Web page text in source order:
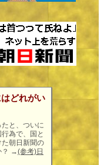
どれがい
と、ついに
為で、国と
朝日新聞の
→(参考)日